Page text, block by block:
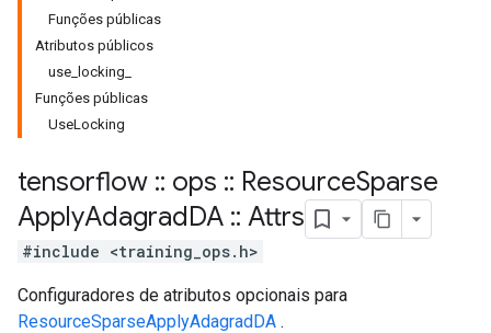
Funções públicas
Atributos públicos
use_locking_
Funções públicas
UseLocking
tensorflow :: ops :: ResourceSparse
ApplyAdagradDA :: Attrs
#include <training_ops.h>
Configuradores de atributos opcionais para
ResourceSparseApplyAdagradDA .